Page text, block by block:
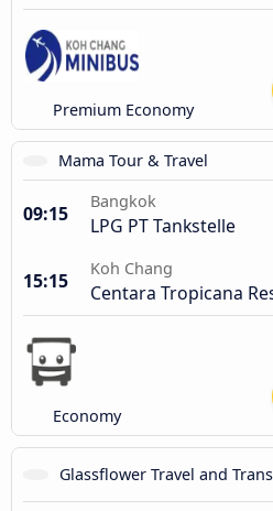
Premium Economy
Mama Tour & Travel
09:15
Bangkok
LPG PT Tankstelle
15:15
Koh Chang
Centara Tropicana
Economy
Glassflower Travel and